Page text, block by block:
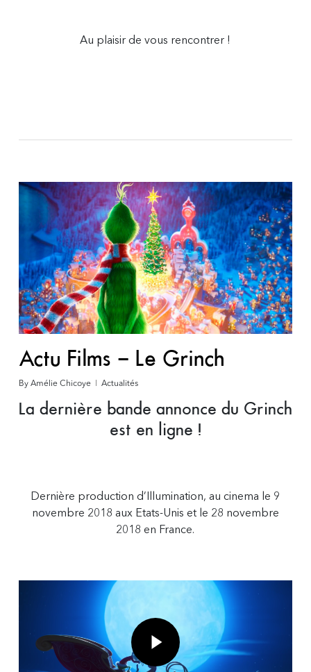
Au plaisir de vous rencontrer !
Actu Films – Le Grinch
By Amélie Chicoye Actualités
La dernière bande annonce du Grinch
est en ligne !
Dernière production d’Illumination, au cinema le 9
novembre 2018 aux Etats-Unis et le 28 novembre
2018 en France.
Play Video
Play Video